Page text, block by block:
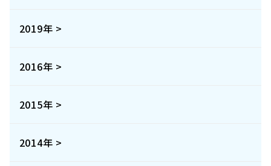
2019年 >
2016年 >
2015年 >
2014年 >